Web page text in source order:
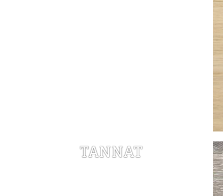
TANNAT